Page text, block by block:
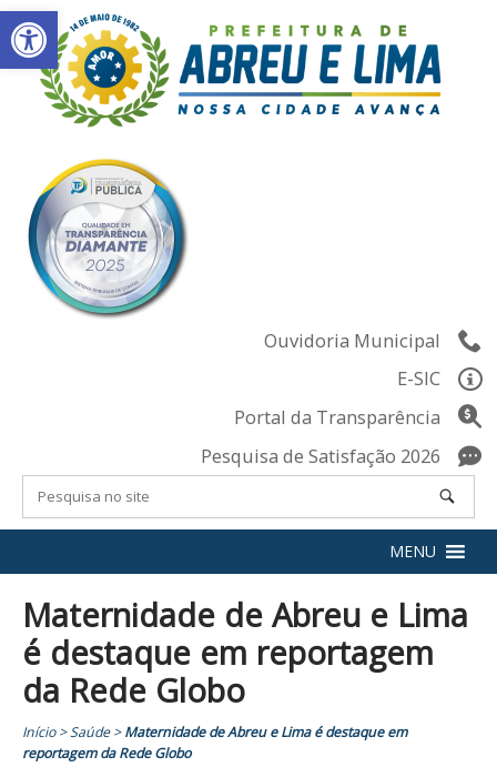
Abrir a barra de ferramentas
Skip
to
content
Ouvidoria Municipal
E-SIC
Portal da Transparência
Pesquisa de Satisfação 2026
MENU
Maternidade de Abreu e Lima
é destaque em reportagem
da Rede Globo
Início>Saúde>Maternidade de Abreu e Lima é destaque em
reportagem da Rede Globo